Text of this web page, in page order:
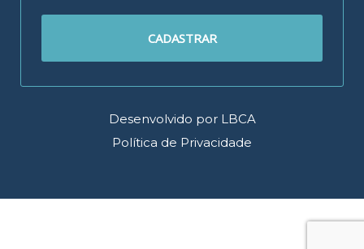
CADASTRAR
Desenvolvido por LBCA
Política de Privacidade